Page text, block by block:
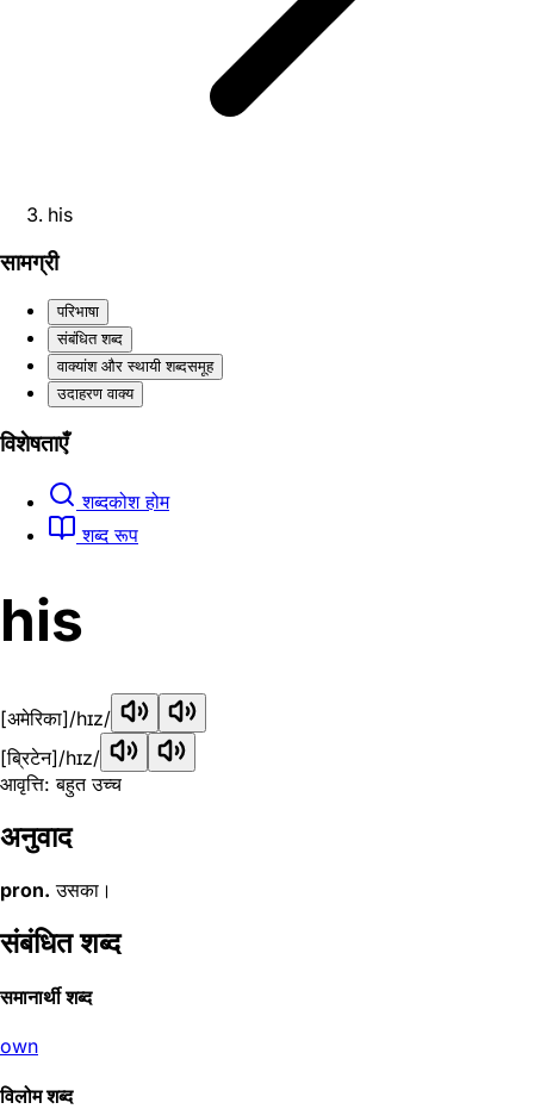
his
सामग्री
परिभाषा
संबंधित शब्द
वाक्यांश और स्थायी शब्दसमूह
उदाहरण वाक्य
विशेषताएँ
शब्दकोश होम
शब्द रूप
his
[अमेरिका]/hɪz/
[ब्रिटेन]/hɪz/
आवृत्ति: बहुत उच्च
अनुवाद
pron. उसका।
संबंधित शब्द
समानार्थी शब्द
own
विलोम शब्द